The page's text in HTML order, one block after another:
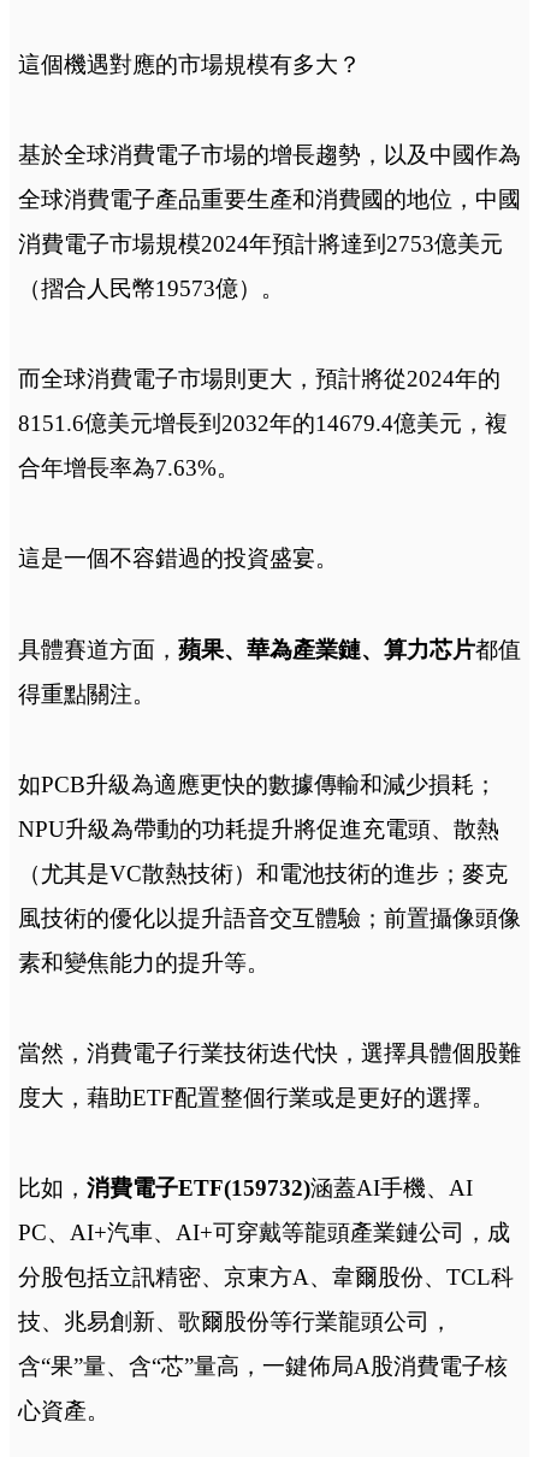
這個機遇對應的市場規模有多大？
基於全球消費電子市場的增長趨勢，以及中國作為
全球消費電子產品重要生產和消費國的地位，‌中國
消費電子市場規模2024年預計將達到2753億美元
（摺合人民幣19573億）。
而全球消費電子市場則更大，預計將從2024年的
8151.6億美元增長到2032年的14679.4億美元，複
合年增長率為7.63%。
這是一個不容錯過的投資盛宴。
具體賽道方面， 蘋果、華為產業鏈、算力芯片都值
得重點關注。
如PCB升級為適應更快的數據傳輸和減少損耗；
NPU升級為帶動的功耗提升將促進充電頭、散熱
（尤其是VC散熱技術）和電池技術的進步；麥克
風技術的優化以提升語音交互體驗；前置攝像頭像
素和變焦能力的提升等。
當然，消費電子行業技術迭代快，選擇具體個股難
度大，藉助ETF配置整個行業或是更好的選擇。
比如， 消費電子ETF(159732)涵蓋AI手機、AI
PC、AI+汽車、AI+可穿戴等龍頭產業鏈公司，成
分股包括立訊精密、京東方A、韋爾股份、TCL科
技、兆易創新、歌爾股份等行業龍頭公司，
含“果”量、含“芯”量高，一鍵佈局A股消費電子核
心資產。